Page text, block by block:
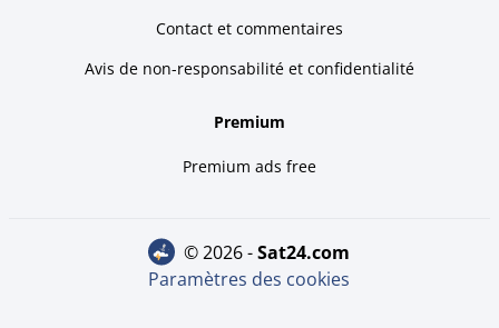
Contact et commentaires
Avis de non-responsabilité et confidentialité
Premium
Premium ads free
© 2026 - sat24.com
Paramètres des cookies